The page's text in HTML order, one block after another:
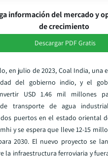
información del mercado y
de crecimiento
Descargar PDF Gratis
en julio de 2023, Coal India, una
del gobierno indio, y el
USD 1.46 mil millones
transporte de agua
puertos en el estado oriental
y se espera que lleve 12-15
2030. El nuevo proyecto se
la infraestructura ferroviaria y